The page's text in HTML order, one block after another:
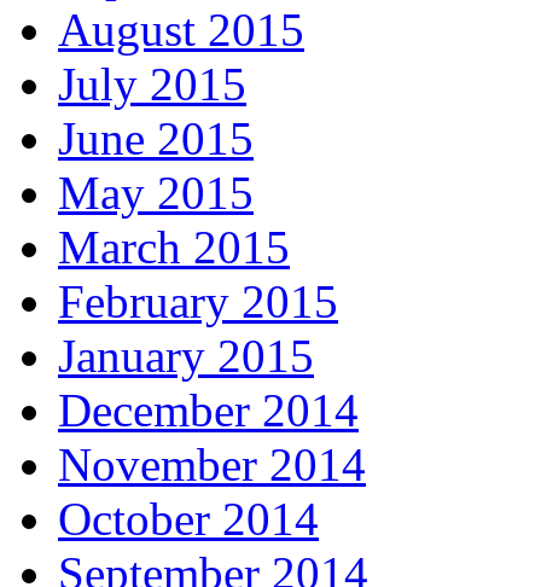
August 2015
July 2015
June 2015
May 2015
March 2015
February 2015
January 2015
December 2014
November 2014
October 2014
September 2014